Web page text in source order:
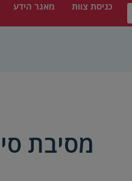
כניסת צוות מאגר הידע
מסיבת